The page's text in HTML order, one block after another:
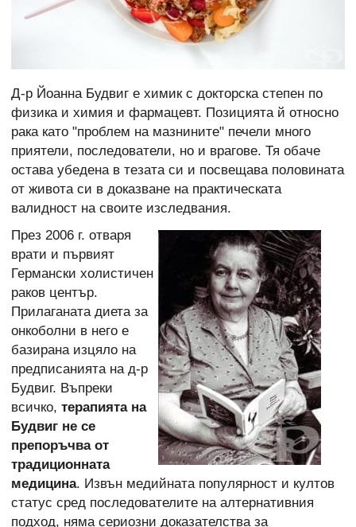
Д-р Йоанна Будвиг е химик с докторска степен по
физика и химия и фармацевт. Позицията й относно
рака като "проблем на мазнините" печели много
приятели, последователи, но и врагове. Тя обаче
остава убедена в тезата си и посвещава половината
от живота си в доказване на практическата
валидност на своите изследвания.
През 2006 г. отваря
врати и първият
Германски холистичен
раков център.
Прилаганата диета за
онкоболни в него е
базирана изцяло на
предписанията на д-р
Будвиг. Въпреки
всичко, терапията на
Будвиг не се
препоръчва от
традиционната
медицина. Извън медийната популярност и култов
статус сред последователите на алтернативния
подход, няма сериозни доказателства за